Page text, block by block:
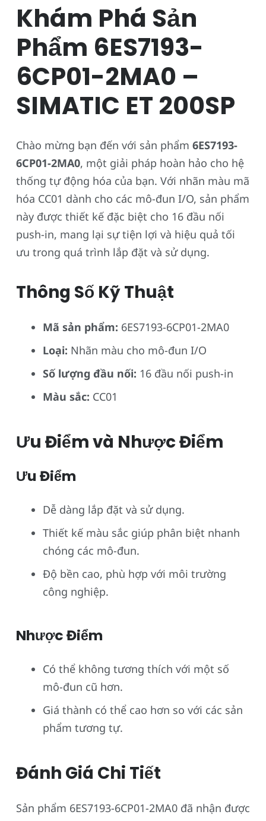
Khám Phá Sản
Phẩm 6ES7193-
6CP01-2MA0 –
SIMATIC ET 200SP
Chào mừng bạn đến với sản phẩm 6ES7193-
6CP01-2MA0, một giải pháp hoàn hảo cho hệ
thống tự động hóa của bạn. Với nhãn màu mã
hóa CC01 dành cho các mô-đun I/O, sản phẩm
này được thiết kế đặc biệt cho 16 đầu nối
push-in, mang lại sự tiện lợi và hiệu quả tối
ưu trong quá trình lắp đặt và sử dụng.
Thông Số Kỹ Thuật
Mã sản phẩm: 6ES7193-6CP01-2MA0
Loại: Nhãn màu cho mô-đun I/O
Số lượng đầu nối: 16 đầu nối push-in
Màu sắc: CC01
Ưu Điểm và Nhược Điểm
Ưu Điểm
Dễ dàng lắp đặt và sử dụng.
Thiết kế màu sắc giúp phân biệt nhanh
chóng các mô-đun.
Độ bền cao, phù hợp với môi trường
công nghiệp.
Nhược Điểm
Có thể không tương thích với một số
mô-đun cũ hơn.
Giá thành có thể cao hơn so với các sản
phẩm tương tự.
Đánh Giá Chi Tiết
Sản phẩm 6ES7193-6CP01-2MA0 đã nhận được